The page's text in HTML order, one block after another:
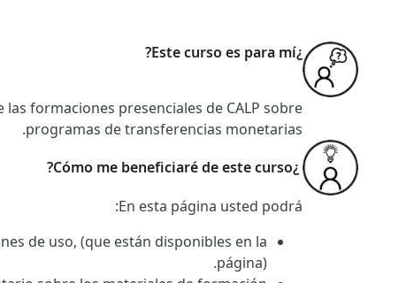
¿Este curso es para mí?
formaciones presenciales de CALP sobre
programas de transferencias monetarias.
¿Cómo me beneficiaré de este curso?
En esta página usted podrá:
de uso, (que están disponibles en la
página).